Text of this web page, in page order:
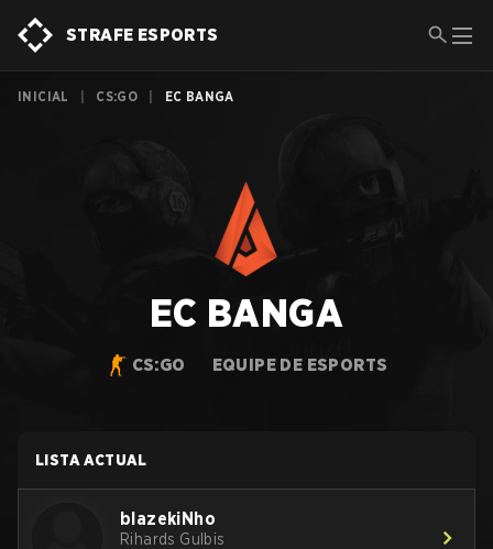
STRAFE ESPORTS
INICIAL CS:GO EC BANGA
EC BANGA
CS:GO EQUIPE DE ESPORTS
LISTA ACTUAL
blazekiNho
Rihards Gulbis